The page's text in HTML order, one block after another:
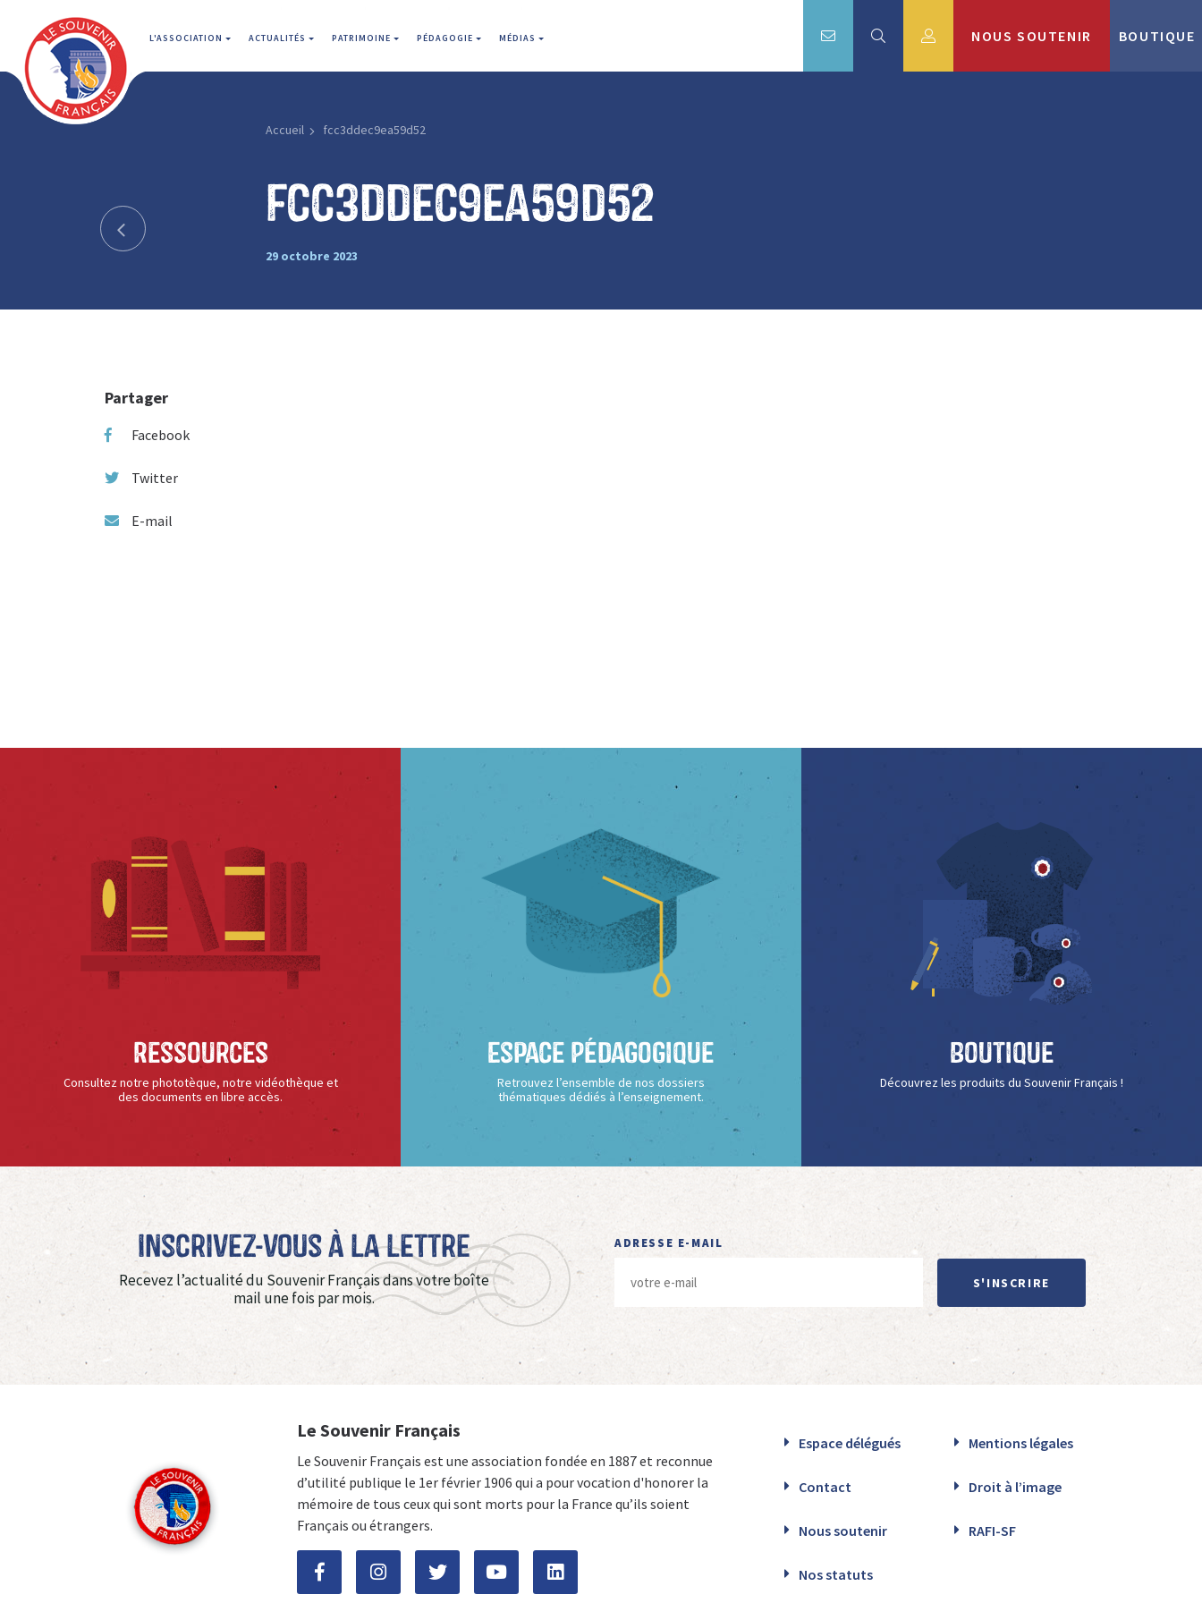
L'ASSOCIATION ACTUALITÉS PATRIMOINE PÉDAGOGIE MÉDIAS NOUS SOUTENIR BOUTIQUE
Accueil fcc3ddec9ea59d52
fcc3ddec9ea59d52
29 octobre 2023
Partager
Facebook
Twitter
E-mail
Ressources
Consultez notre phototèque, notre vidéothèque et
des documents en libre accès.
Espace Pédagogique
Retrouvez l’ensemble de nos dossiers
thématiques dédiés à l’enseignement.
Boutique
Découvrez les produits du Souvenir Français !
Inscrivez-vous à La Lettre
Recevez l’actualité du Souvenir Français dans votre boîte
mail une fois par mois.
ADRESSE E-MAIL
S'INSCRIRE
Le Souvenir Français
Le Souvenir Français est une association fondée en 1887 et reconnue
d’utilité publique le 1er février 1906 qui a pour vocation d'honorer la
mémoire de tous ceux qui sont morts pour la France qu’ils soient
Français ou étrangers.
Espace délégués Mentions légales
Contact Droit à l’image
Nous soutenir RAFI-SF
Nos statuts